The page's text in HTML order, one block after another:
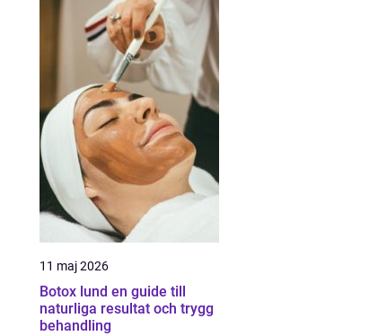
11 maj 2026
Botox lund en guide till
naturliga resultat och trygg
behandling